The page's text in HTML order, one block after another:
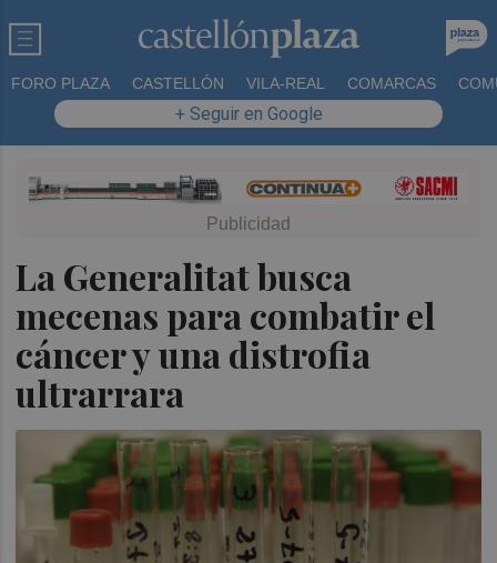
FORO PLAZA CASTELLÓN VILA-REAL COMARCAS
+ Seguir en Google
La Generalitat busca
mecenas para combatir el
cáncer y una distrofia
ultrarrara